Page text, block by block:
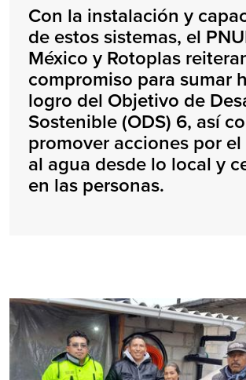
Con la instalación y
de estos sistemas, el
México y Rotoplas
compromiso para sumar
logro del Objetivo de
Sostenible (ODS) 6, así
promover acciones por el
al agua desde lo local y
en las personas.